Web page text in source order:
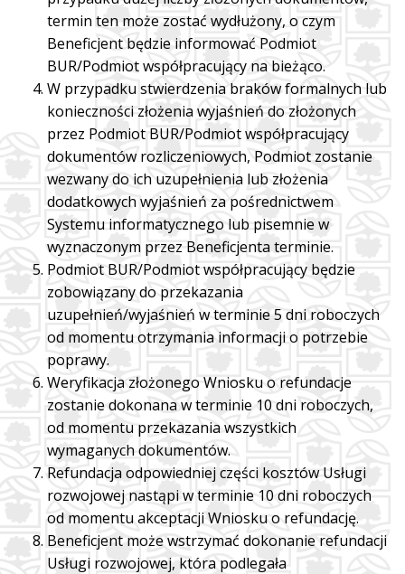
termin ten może zostać wydłużony, o czym
Beneficjent będzie informować Podmiot
BUR/Podmiot współpracujący na bieżąco.
W przypadku stwierdzenia braków formalnych lub
konieczności złożenia wyjaśnień do złożonych
przez Podmiot BUR/Podmiot współpracujący
dokumentów rozliczeniowych, Podmiot zostanie
wezwany do ich uzupełnienia lub złożenia
dodatkowych wyjaśnień za pośrednictwem
Systemu informatycznego lub pisemnie w
wyznaczonym przez Beneficjenta terminie.
Podmiot BUR/Podmiot współpracujący będzie
zobowiązany do przekazania
uzupełnień/wyjaśnień w terminie 5 dni roboczych
od momentu otrzymania informacji o potrzebie
poprawy.
Weryfikacja złożonego Wniosku o refundacje
zostanie dokonana w terminie 10 dni roboczych,
od momentu przekazania wszystkich
wymaganych dokumentów.
Refundacja odpowiedniej części kosztów Usługi
rozwojowej nastąpi w terminie 10 dni roboczych
od momentu akceptacji Wniosku o refundację.
Beneficjent może wstrzymać dokonanie refundacji
Usługi rozwojowej, która podlegała